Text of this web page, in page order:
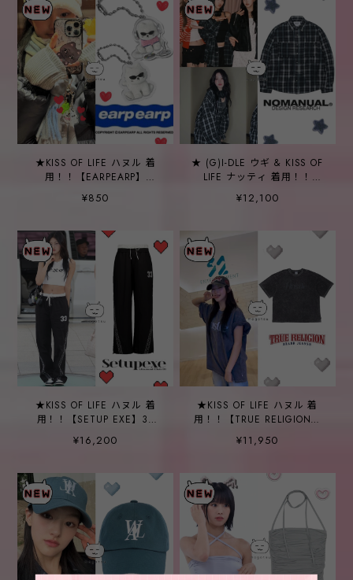
★KISS OF LIFE ハヌル 着
用！！【EARPEARP】
CHICHI BAND CLUB &
SUNGLASSES CHICHI
¥850
★ (G)I-DLE ウギ & KISS OF
LIFE ナッティ 着用！！
【NOMANUAL】O.D
CHECK SHIRT - BLACK
¥12,100
★KISS OF LIFE ハヌル 着
用！！【SETUP EXE】33
STAR LINE PANTS / BLACK
¥16,200
★KISS OF LIFE ハヌル 着
用！！【TRUE RELIGION】
ANTI SMOG T SHIRT
BLACK
¥11,950